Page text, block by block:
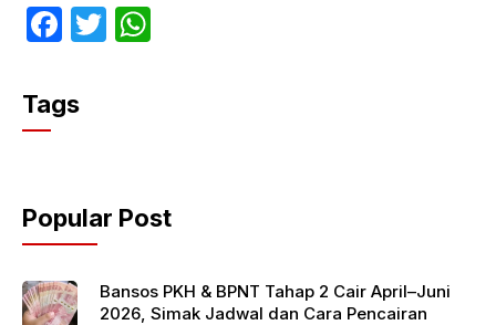
F
c
e
o
o
k
T
p
p
Tags
Popular Post
Bansos PKH & BPNT Tahap 2 Cair April–Juni
2026, Simak Jadwal dan Cara Pencairan